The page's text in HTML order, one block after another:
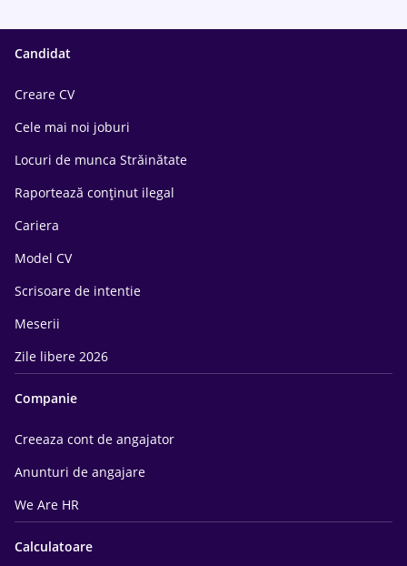
Candidat
Creare CV
Cele mai noi joburi
Locuri de munca Străinătate
Raportează conținut ilegal
Cariera
Model CV
Scrisoare de intentie
Meserii
Zile libere 2026
Companie
Creeaza cont de angajator
Anunturi de angajare
We Are HR
Calculatoare